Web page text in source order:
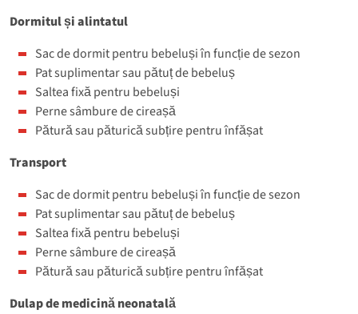
Dormitul și alintatul
Sac de dormit pentru bebeluși în funcție de sezon
Pat suplimentar sau pătuț de bebeluș
Saltea fixă pentru bebeluși
Perne sâmbure de cireașă
Pătură sau păturică subțire pentru înfășat
Transport
Sac de dormit pentru bebeluși în funcție de sezon
Pat suplimentar sau pătuț de bebeluș
Saltea fixă pentru bebeluși
Perne sâmbure de cireașă
Pătură sau păturică subțire pentru înfășat
Dulap de medicină neonatală